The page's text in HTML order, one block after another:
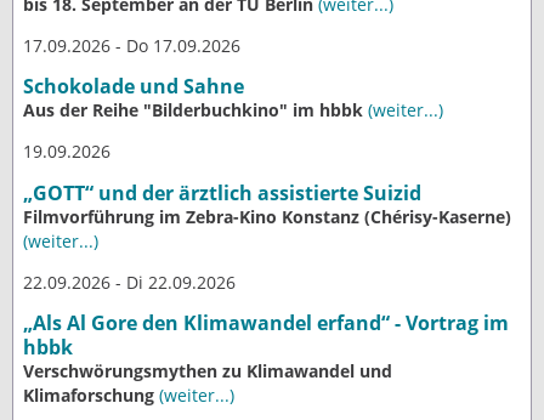
17.09.2026 - Do 17.09.2026
Schokolade und Sahne
Aus der Reihe "Bilderbuchkino" im hbbk (weiter...)
19.09.2026
„GOTT“ und der ärztlich assistierte Suizid
Filmvorführung im Zebra-Kino Konstanz (Chérisy-Kaserne)
(weiter...)
22.09.2026 - Di 22.09.2026
„Als Al Gore den Klimawandel erfand“ - Vortrag im
hbbk
Verschwörungsmythen zu Klimawandel und
Klimaforschung (weiter...)